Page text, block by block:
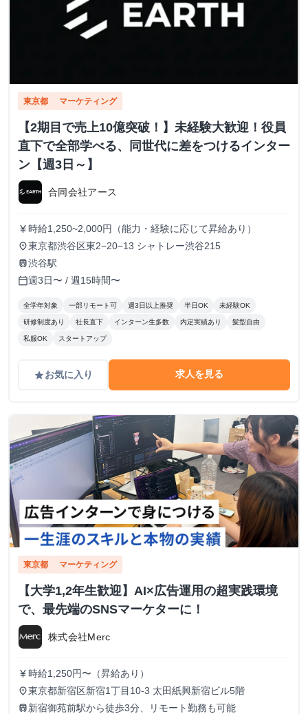
東京都 マーケティング
【2期目で売上10億突破！】未経験大歓迎！役員
直下で全部学べる、同世代に差をつけるインター
ン【週3日～】
合同会社アース
currency_yen 時給1,250~2,000円（能力・経験に応じて昇給あり）
place東京都渋谷区東2−20−13 シャトレー渋谷215
train渋谷駅
calendar_today週3日〜 / 週15時間〜
全学年対象 一部リモート可 週3日以上推奨 半日OK 未経験OK
研修制度あり 社長直下 インターン生多数 内定実績あり 髪型自由
私服OK スタートアップ
gradeお気に入り 求人を見る
東京都 マーケティング
【大学1,2年生歓迎】AI×広告運用の超実践環境
で、最先端のSNSマーケターに！
株式会社Merc
currency_yen 時給1,250円〜（昇給あり）
place東京都新宿区新宿1丁目10-3 太田紙興新宿ビル5階
train 新宿御苑前駅から徒歩3分、リモート勤務も可能